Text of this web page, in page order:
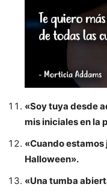
«Soy tuya desde
mis iniciales en la
«Cuando
Halloween».
«Una tumba